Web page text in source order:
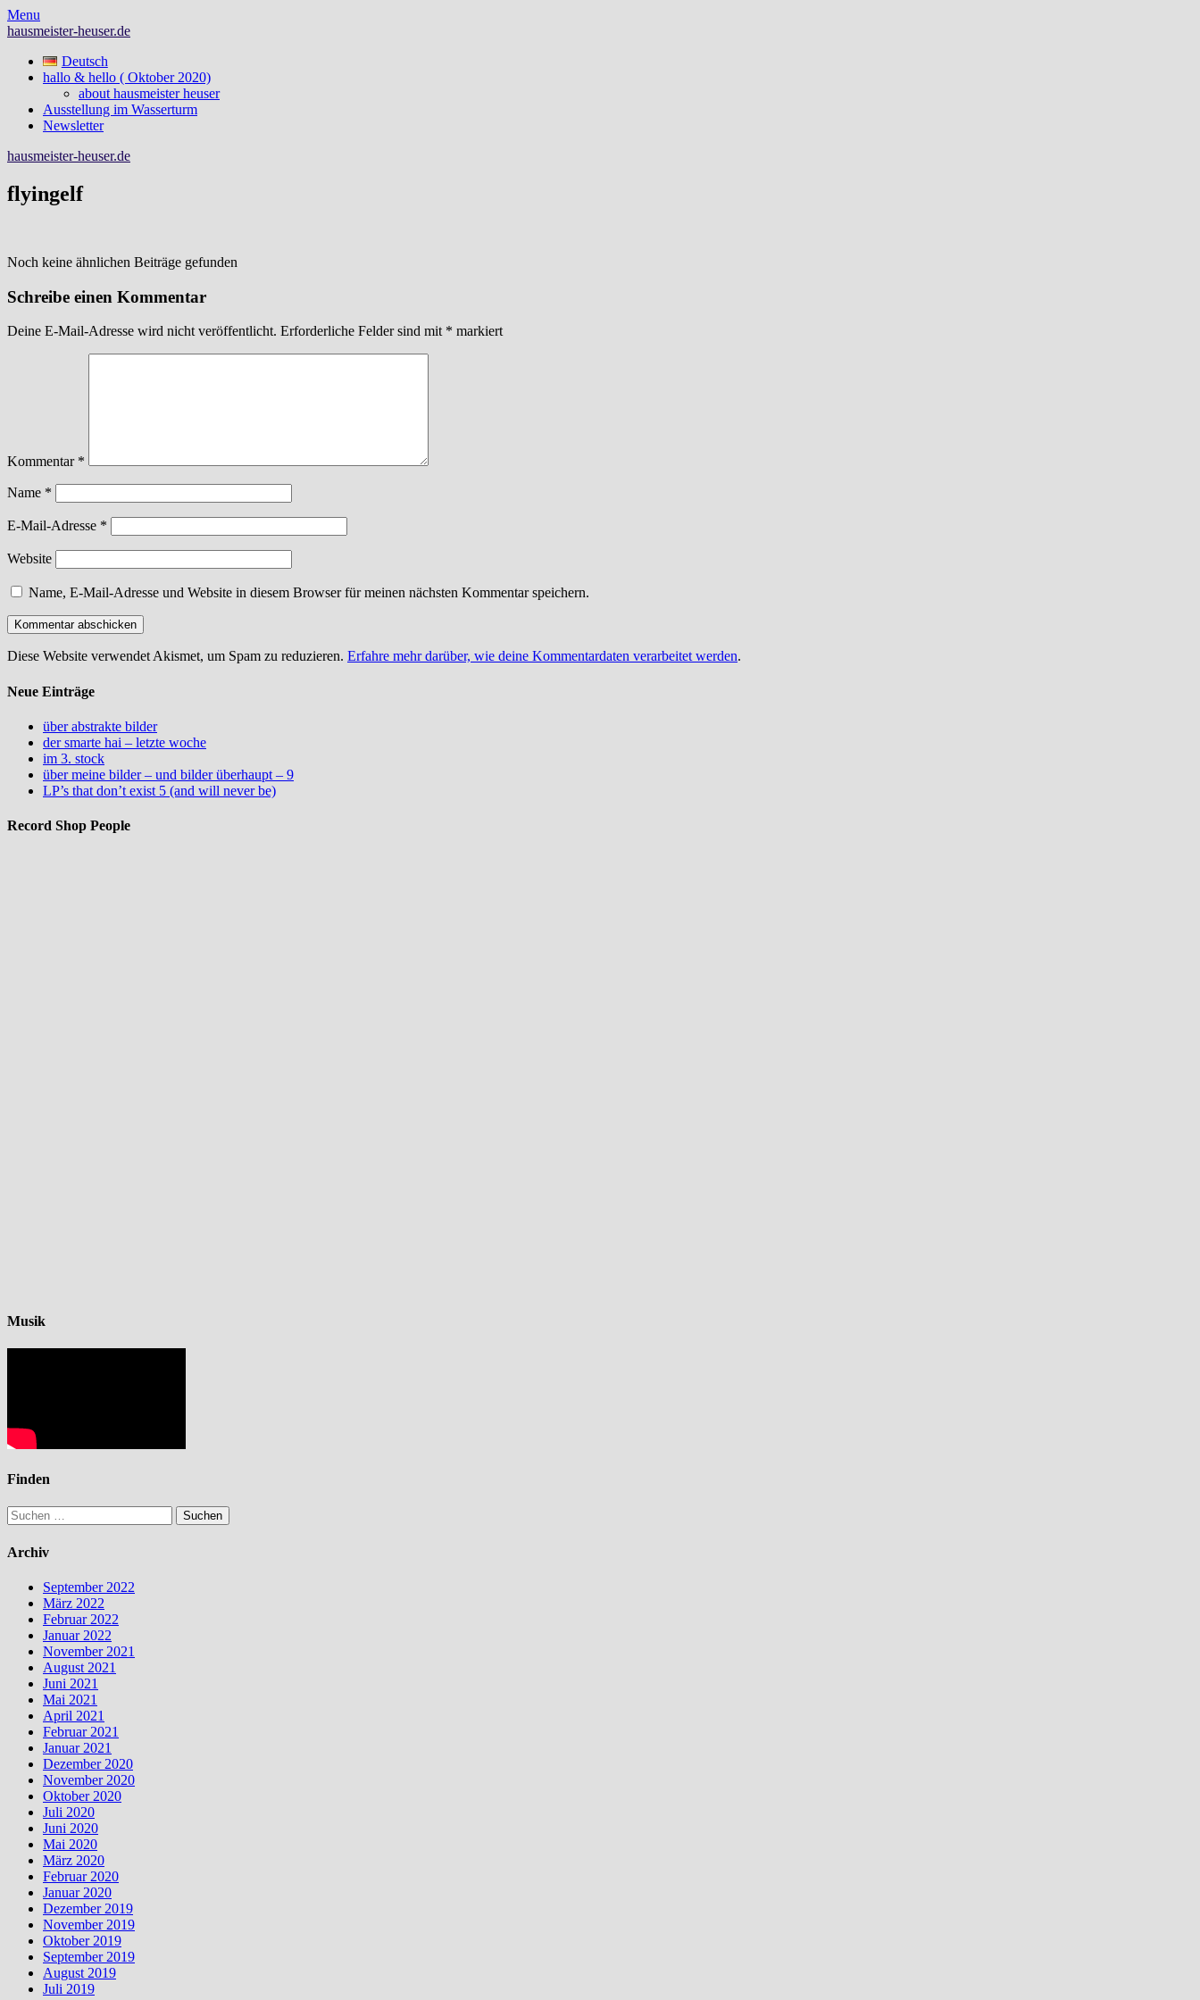
Skip
to
Menu
hausmeister-heuser.de
Deutsch
hallo & hello ( Oktober 2020)
about hausmeister heuser
Ausstellung im Wasserturm
Newsletter
hausmeister-heuser.de
flyingelf
Noch keine ähnlichen Beiträge gefunden
Schreibe einen Kommentar
Deine E-Mail-Adresse wird nicht veröffentlicht. Erforderliche Felder sind mit * markiert
Kommentar *
Name *
E-Mail-Adresse *
Website
Name, E-Mail-Adresse und Website in diesem Browser für meinen nächsten Kommentar speichern.
Diese Website verwendet Akismet, um Spam zu reduzieren. Erfahre mehr darüber, wie deine Kommentardaten verarbeitet werden.
Neue Einträge
über abstrakte bilder
der smarte hai – letzte woche
im 3. stock
über meine bilder – und bilder überhaupt – 9
LP’s that don’t exist 5 (and will never be)
Record Shop People
Musik
Finden
Suchen
nach:
Archiv
September 2022
März 2022
Februar 2022
Januar 2022
November 2021
August 2021
Juni 2021
Mai 2021
April 2021
Februar 2021
Januar 2021
Dezember 2020
November 2020
Oktober 2020
Juli 2020
Juni 2020
Mai 2020
März 2020
Februar 2020
Januar 2020
Dezember 2019
November 2019
Oktober 2019
September 2019
August 2019
Juli 2019